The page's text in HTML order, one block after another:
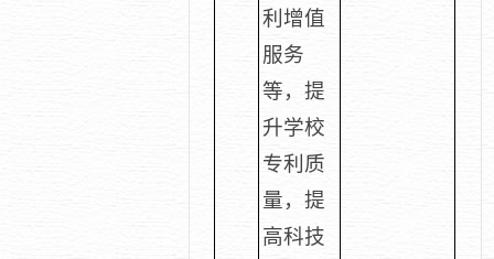
利增值
服务
等，提
升学校
专利质
量，提
高科技